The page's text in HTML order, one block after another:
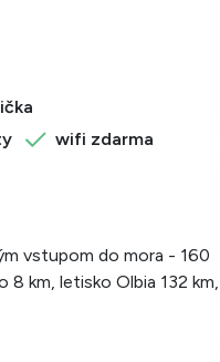
wifi zdarma
vstupom do mora - 160
km, letisko Olbia 132 km,